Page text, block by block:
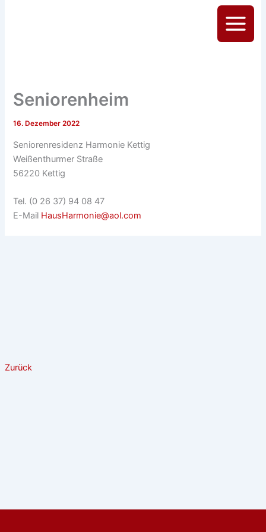
Main
Zurück
Seniorenheim
16. Dezember 2022
Seniorenresidenz Harmonie Kettig
Weißenthurmer Straße
56220 Kettig
Tel. (0 26 37) 94 08 47
E-Mail HausHarmonie@aol.com